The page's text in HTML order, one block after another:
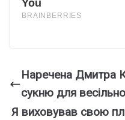
Наречена Дмитра
сукню для
Я виховував свою